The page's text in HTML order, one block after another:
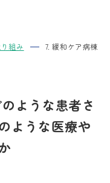
組み 7. 緩和ケア病棟
ような患者さ
ような医療や